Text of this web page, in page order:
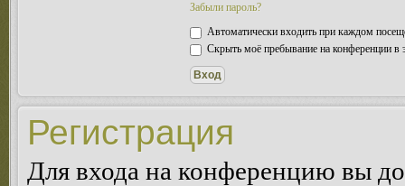
Забыли пароль?
Автоматически входить при каждом
Скрыть моё пребывание на конференции в
Регистрация
Для входа на конференцию вы